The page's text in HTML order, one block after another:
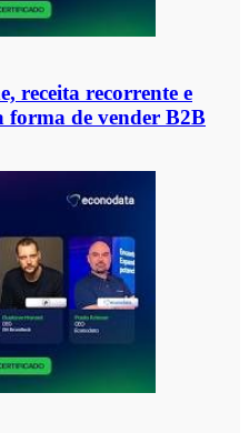
receita recorrente e
forma de vender B2B